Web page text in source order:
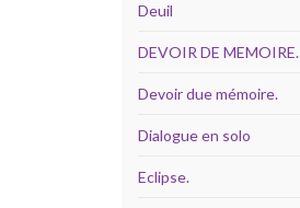
Deuil
DEVOIR DE MEMOIRE.
Devoir due mémoire.
Dialogue en solo
Eclipse.